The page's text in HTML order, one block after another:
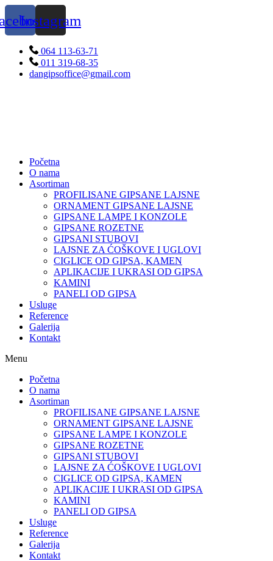
Skip
to
content
Instagram
064 113-63-71
011 319-68-35
dangipsoffice@gmail.com
Početna
O nama
Asortiman
PROFILISANE GIPSANE LAJSNE
ORNAMENT GIPSANE LAJSNE
GIPSANE LAMPE I KONZOLE
GIPSANE ROZETNE
GIPSANI STUBOVI
LAJSNE ZA ĆOŠKOVE I UGLOVI
CIGLICE OD GIPSA, KAMEN
APLIKACIJE I UKRASI OD GIPSA
KAMINI
PANELI OD GIPSA
Usluge
Reference
Galerija
Kontakt
Menu
Početna
O nama
Asortiman
PROFILISANE GIPSANE LAJSNE
ORNAMENT GIPSANE LAJSNE
GIPSANE LAMPE I KONZOLE
GIPSANE ROZETNE
GIPSANI STUBOVI
LAJSNE ZA ĆOŠKOVE I UGLOVI
CIGLICE OD GIPSA, KAMEN
APLIKACIJE I UKRASI OD GIPSA
KAMINI
PANELI OD GIPSA
Usluge
Reference
Galerija
Kontakt